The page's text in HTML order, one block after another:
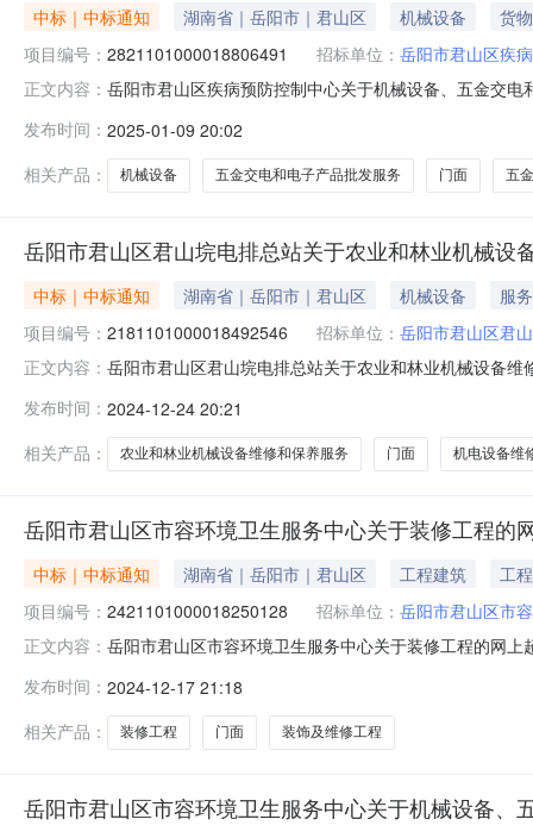
中标｜中标通知 湖南省｜岳阳市｜君山区 机械设备
货物
项目编号： 2821101000018806491 招标单位： 岳阳市君山区疾
正文内容： 岳阳市君山区疾病预防控制中心关于机械设备、五金交
系电话:/采购计划信息：项目所在行政区划编码:430611
发布时间： 2025-01-09 20:02
相关产品：
机械设备 五金交电和电子产品批发服务 门面 五
岳阳市君山区君山垸电排总站关于农业和林业机械设
中标｜中标通知 湖南省｜岳阳市｜君山区 机械设备
服务
项目编号： 2181101000018492546 招标单位： 岳阳市君山区君
正文内容： 岳阳市君山区君山垸电排总站关于农业和林业机械设备
话:13762080878采购计划信息：项目所在行政区划编码
发布时间： 2024-12-24 20:21
相关产品：
农业和林业机械设备维修和保养服务 门面 机电设备维
岳阳市君山区市容环境卫生服务中心关于装修工程的
中标｜中标通知 湖南省｜岳阳市｜君山区 工程建筑
工程
项目编号： 2421101000018250128 招标单位： 岳阳市君山区市
正文内容： 岳阳市君山区市容环境卫生服务中心关于装修工程的网
码:430611项目所在行政区划名称:湖南省岳阳市君山区
发布时间： 2024-12-17 21:18
相关产品：
装修工程 门面 装饰及维修工程
岳阳市君山区市容环境卫生服务中心关于机械设备